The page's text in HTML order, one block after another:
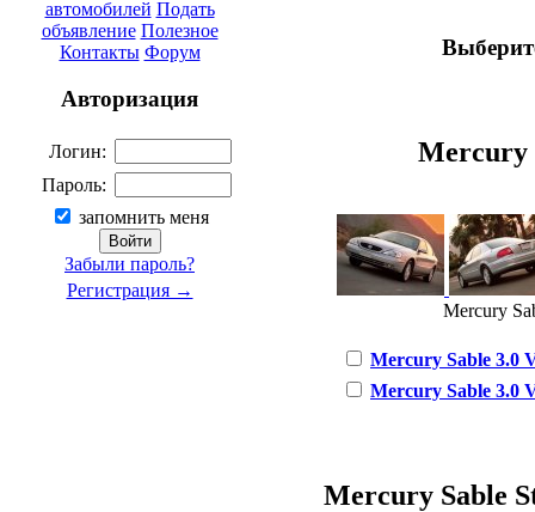
автомобилей Подать
объявление Полезное
Контакты Форум
Авторизация
Логин:
Пароль:
запомнить меня
Забыли пароль?
Регистрация →
Mercury
Mercury
Mercury Sable 3.0
Mercury Sable 3.0
Mercury Sable